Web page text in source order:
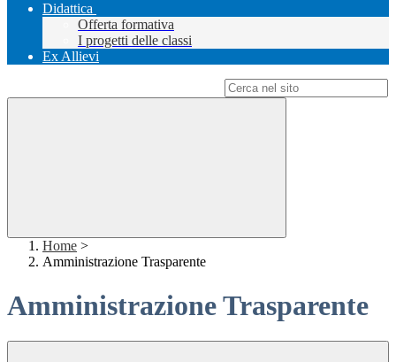
Didattica
Offerta formativa
I progetti delle classi
Ex Allievi
Home >
Amministrazione Trasparente
Amministrazione Trasparente